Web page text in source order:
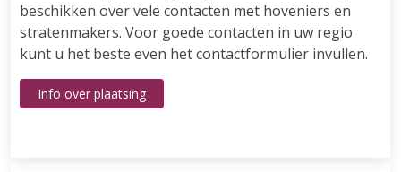
beschikken over vele contacten met hoveniers en
stratenmakers. Voor goede contacten in uw regio
kunt u het beste even het contactformulier invullen.
Info over plaatsing